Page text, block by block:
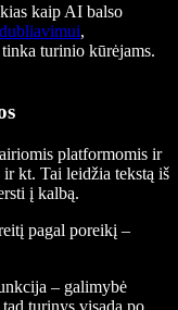
kaip AI balso
dubliavimui,
turinio kūrėjams.
platformomis ir
kt. Tai leidžia tekstą iš
į kalbą.
pagal poreikį –
– galimybė
turinys visada po